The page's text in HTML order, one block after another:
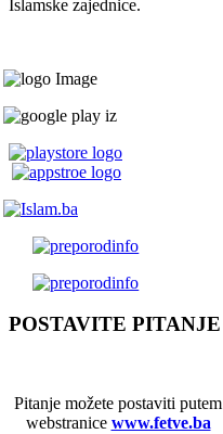
Islamske zajednice.
POSTAVITE PITANJE
Pitanje možete postaviti putem
webstranice www.fetve.ba